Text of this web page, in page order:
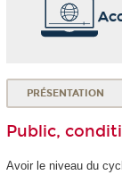
PRÉSENTATION
Public,
Avoir le niveau du